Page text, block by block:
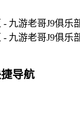
导航